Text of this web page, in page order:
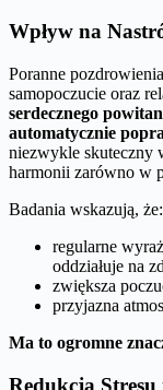
Wpływ na
Poranne
samopoczucie oraz
serdecznego
automatycznie
niezwykle skuteczny
harmonii zarówno w
Badania wskazują, że:
regularne
oddziałuje na
zwiększa
przyjazna
Ma to ogromne
Redukcja Stresu